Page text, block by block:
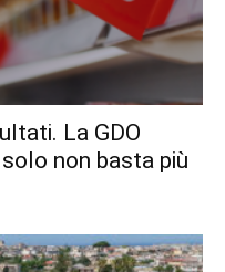
La GDO
non basta più